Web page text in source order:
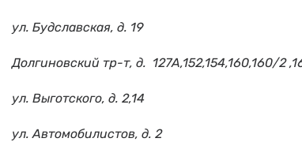
ул. Будславская, д. 19
Долгиновский тр-т, д. 127А,152,154,160,160/2
ул. Выготского, д. 2,14
ул. Автомобилистов, д. 2